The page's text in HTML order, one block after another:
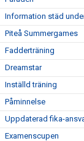
Information städ
Piteå Summergames
Fadderträning
Dreamstar
Inställd träning
Påminnelse
Uppdaterad fika-
Examenscupen